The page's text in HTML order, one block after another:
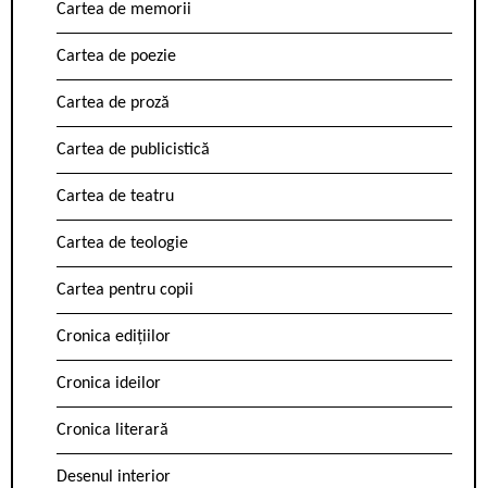
Cartea de memorii
Cartea de poezie
Cartea de proză
Cartea de publicistică
Cartea de teatru
Cartea de teologie
Cartea pentru copii
Cronica edițiilor
Cronica ideilor
Cronica literară
Desenul interior